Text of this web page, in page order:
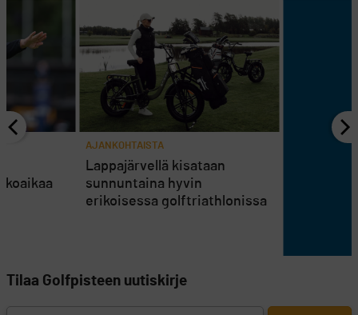
AJANKOHTAISTA
Lappajärvellä kisataan
sunnuntaina hyvin
erikoisessa golftriathlonissa
Tilaa Golfpisteen uutiskirje